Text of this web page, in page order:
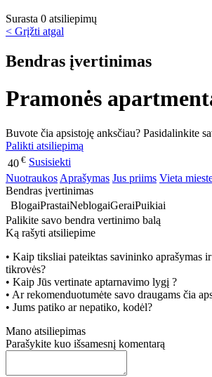
Surasta 0 atsiliepimų
< Grįžti atgal
Bendras įvertinimas
Pramonės
Buvote čia apsistoję anksčiau? Pasidalinkite
Palikti atsiliepimą
40 € Susisiekti
Nuotraukos Aprašymas Jus priims Vieta
Bendras įvertinimas
BlogaiPrastaiNeblogaiGeraiPuikiai
Palikite savo bendra vertinimo balą
Ką rašyti atsiliepime
• Kaip tiksliai pateiktas savininko aprašymas
tikrovės?
• Kaip Jūs vertinate aptarnavimo lygį ?
• Ar rekomenduotumėte savo draugams čia
• Jums patiko ar nepatiko, kodėl?
Mano atsiliepimas
Parašykite kuo išsamesnį komentarą